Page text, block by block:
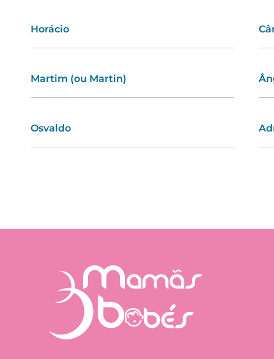
Horácio
Martim (ou Martin)
Osvaldo
Palmira
Delfina
Cristina